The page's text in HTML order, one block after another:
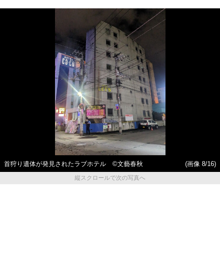
首狩り遺体が発見されたラブホテル ©文藝春秋
(画像 8/16)
縦スクロールで次の写真へ